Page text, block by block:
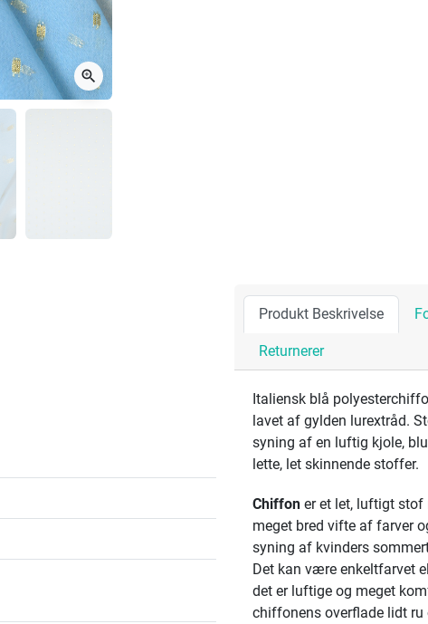
zoom_in
Produkt Beskrivelse
Returnerer
Italiensk blå
lavet af gylden lurextråd.
syning af en luftig kjole,
lette, let skinnende stoffer.
Chiffon er et let, luftigt stof
meget bred vifte af farver
syning af kvinders
Det kan være enkeltfarvet
det er luftige og meget
chiffonens overflade lidt